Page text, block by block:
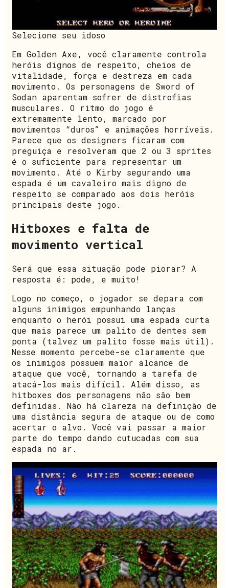
Selecione seu idoso
Em Golden Axe, você claramente controla
heróis dignos de respeito, cheios de
vitalidade, força e destreza em cada
movimento. Os personagens de Sword of
Sodan aparentam sofrer de distrofias
musculares. O ritmo do jogo é
extremamente lento, marcado por
movimentos “duros” e animações horríveis.
Parece que os designers ficaram com
preguiça e resolveram que 2 ou 3 sprites
é o suficiente para representar um
movimento. Até o Kirby segurando uma
espada é um cavaleiro mais digno de
respeito se comparado aos dois heróis
principais deste jogo.
Hitboxes e falta de
movimento vertical
Será que essa situação pode piorar? A
resposta é: pode, e muito!
Logo no começo, o jogador se depara com
alguns inimigos empunhando lanças
enquanto o herói possui uma espada curta
que mais parece um palito de dentes sem
ponta (talvez um palito fosse mais útil).
Nesse momento percebe-se claramente que
os inimigos possuem maior alcance de
ataque que você, tornando a tarefa de
atacá-los mais difícil. Além disso, as
hitboxes dos personagens não são bem
definidas. Não há clareza na definição de
uma distância segura de ataque ou de como
acertar o alvo. Você vai passar a maior
parte do tempo dando cutucadas com sua
espada no ar.